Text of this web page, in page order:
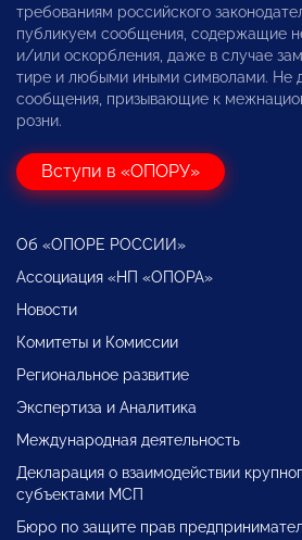
требованиям российского
публикуем сообщения, содержащие
и/или оскорбления, даже в случае
тире и любыми иными символами. Не
сообщения, призывающие к
розни.
Вступи в «ОПОРУ»
Об «ОПОРЕ РОССИИ»
Ассоциация «НП «ОПОРА»
Новости
Комитеты и Комиссии
Региональное развитие
Экспертиза и Аналитика
Международная деятельность
Декларация о взаимодействии
субъектами МСП
Бюро по защите прав